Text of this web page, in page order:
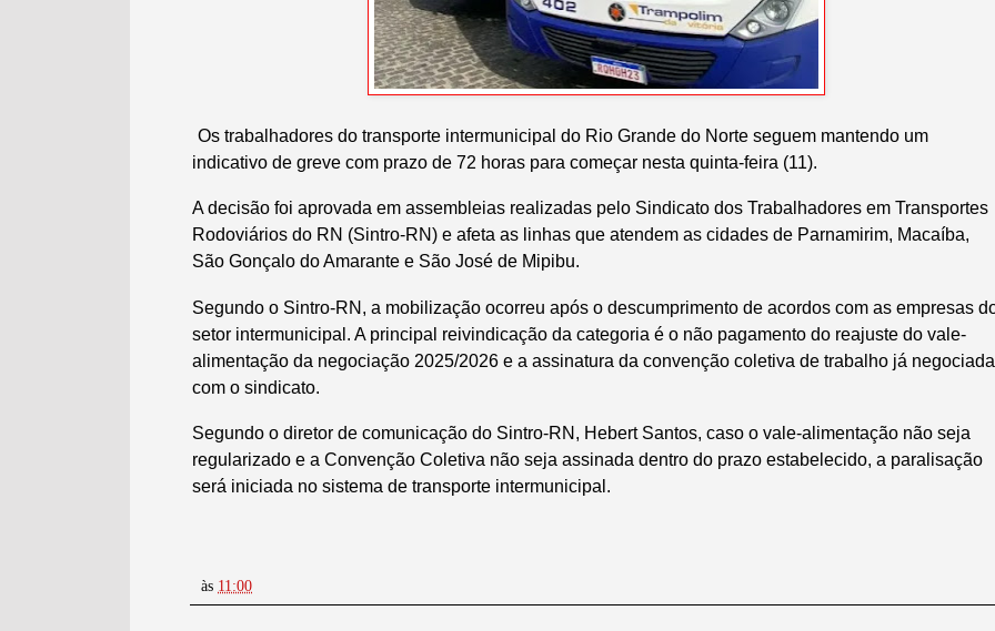
Os trabalhadores do transporte intermunicipal do Rio Grande do Norte seguem mantendo um
indicativo de greve com prazo de 72 horas para começar nesta quinta-feira (11).
A decisão foi aprovada em assembleias realizadas pelo Sindicato dos Trabalhadores em Transportes
Rodoviários do RN (Sintro-RN) e afeta as linhas que atendem as cidades de Parnamirim, Macaíba,
São Gonçalo do Amarante e São José de Mipibu.
Segundo o Sintro-RN, a mobilização ocorreu após o descumprimento de acordos com as empresas
setor intermunicipal. A principal reivindicação da categoria é o não pagamento do reajuste do vale-
alimentação da negociação 2025/2026 e a assinatura da convenção coletiva de trabalho já negociada
com o sindicato.
Segundo o diretor de comunicação do Sintro-RN, Hebert Santos, caso o vale-alimentação não seja
regularizado e a Convenção Coletiva não seja assinada dentro do prazo estabelecido, a paralisação
será iniciada no sistema de transporte intermunicipal.
às 11:00